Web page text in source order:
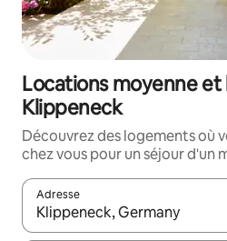
Locations moyenne
Klippeneck
Découvrez des logements où
chez vous pour un séjour d'un
Adresse
Lorsque les résultats